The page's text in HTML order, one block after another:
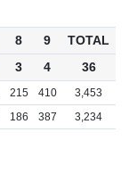
8 9
TOTAL
3 4 36
215 410
3,453
186 387 3,234